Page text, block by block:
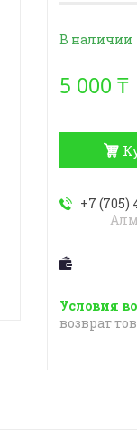
В наличии
5 000 ₸
+7 (705)
возврат